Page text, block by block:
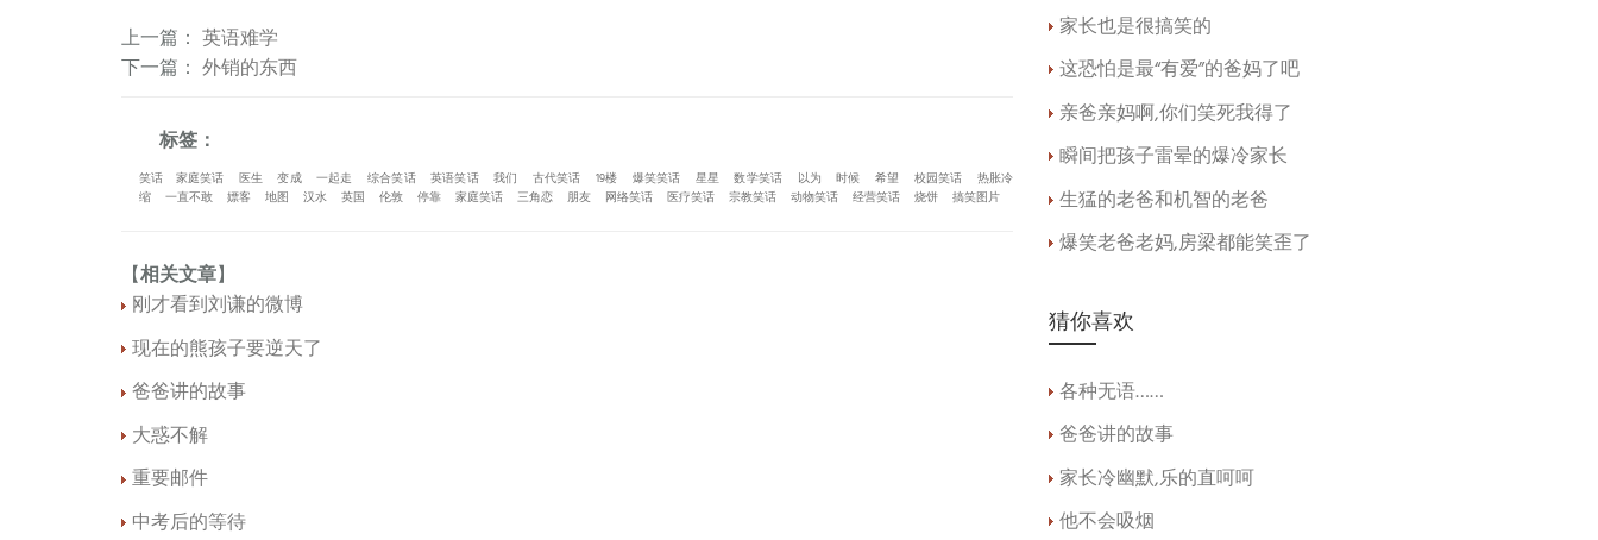
上一篇 ： 英语难学
下一篇 ： 外销的东西
标签：
笑话 家庭笑话 医生 变成 一起走 综合笑话 英语笑话 我们 古代笑话 19楼 爆笑笑话 星星 数学笑话 以为 时候 希望 校园笑话
热胀冷
缩
一直不敢 嫖客 地图 汉水 英国 伦敦 停靠 家庭笑话 三角恋 朋友 网络笑话 医疗笑话 宗教笑话 动物笑话 经营笑话 烧饼 搞笑图片
【相关文章】
刚才看到刘谦的微博
现在的熊孩子要逆天了
爸爸讲的故事
大惑不解
重要邮件
中考后的等待
家长也是很搞笑的
这恐怕是最“有爱”的爸妈了吧
亲爸亲妈啊,你们笑死我得了
瞬间把孩子雷晕的爆冷家长
生猛的老爸和机智的老爸
爆笑老爸老妈,房梁都能笑歪了
猜你喜欢
各种无语……
爸爸讲的故事
家长冷幽默,乐的直呵呵
他不会吸烟